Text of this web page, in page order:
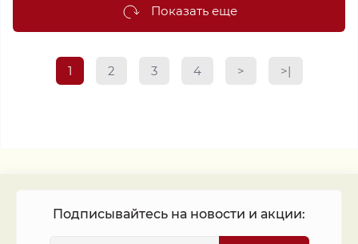
Показать еще
1 2 3 4 > >|
Подписывайтесь на новости и акции: